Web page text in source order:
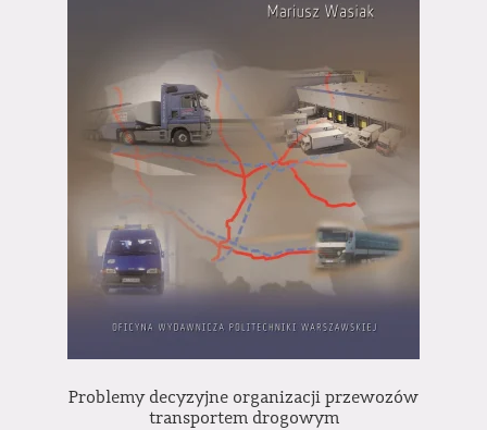
Problemy decyzyjne organizacji przewozów
transportem drogowym